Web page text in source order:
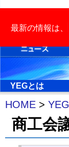
最新の情報は、
HOME >
YEGとは
商工会